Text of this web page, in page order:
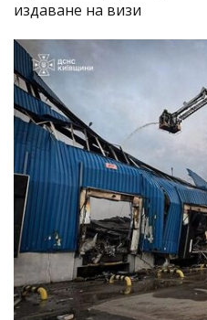
издаване на визи